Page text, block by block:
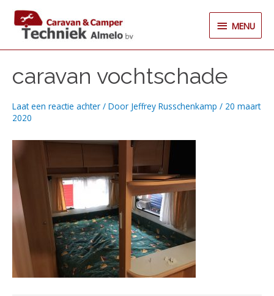
naar
inhoud
MENU
MENU
caravan vochtschade
Laat een reactie achter / Door Jeffrey Russchenkamp / 20 maart
2020